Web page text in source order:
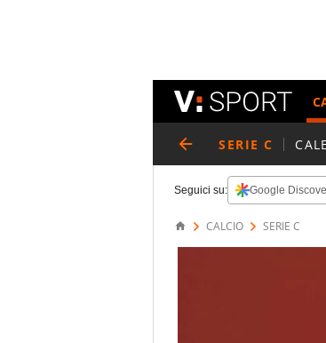
SERIE C
Seguici su: Google
CALCIO SERIE C